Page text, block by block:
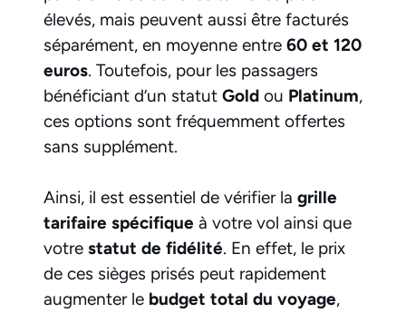
élevés, mais peuvent aussi être facturés
séparément, en moyenne entre 60 et 120
euros. Toutefois, pour les passagers
bénéficiant d’un statut Gold ou Platinum,
ces options sont fréquemment offertes
sans supplément.
Ainsi, il est essentiel de vérifier la grille
tarifaire spécifique à votre vol ainsi que
votre statut de fidélité. En effet, le prix
de ces sièges prisés peut rapidement
augmenter le budget total du voyage,